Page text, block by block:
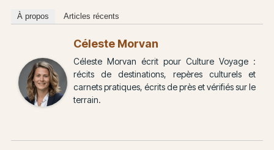
À propos Articles récents
Céleste Morvan
Céleste Morvan écrit pour Culture Voyage :
récits de destinations, repères culturels et
carnets pratiques, écrits de près et vérifiés sur le
terrain.